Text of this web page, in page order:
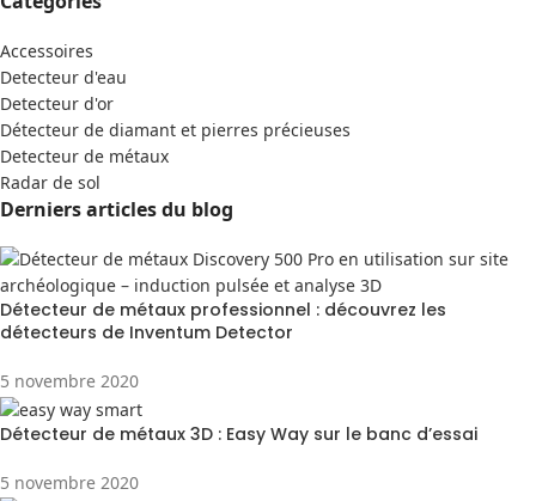
Accessoires
Detecteur d'eau
Detecteur d'or
Détecteur de diamant et pierres précieuses
Detecteur de métaux
Radar de sol
Derniers articles du blog
Détecteur de métaux professionnel : découvrez les
détecteurs de Inventum Detector
5 novembre 2020
Détecteur de métaux 3D : Easy Way sur le banc d’essai
5 novembre 2020